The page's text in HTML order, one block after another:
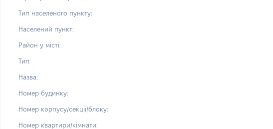
Тип населеного пункту:
Населений пункт:
Район у місті:
Тип:
Назва:
Номер будинку:
Номер корпусу/секції/блоку:
Номер квартири/кімнати: